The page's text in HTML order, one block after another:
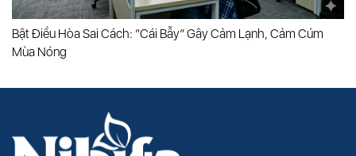
Bật Điều Hòa Sai Cách: “cái Bẫy” Gây Cảm Lạnh, Cảm Cúm
Mùa Nóng